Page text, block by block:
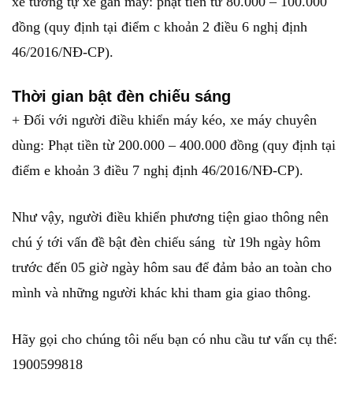
đồng (quy định tại điểm c khoản 2 điều 6 nghị định
46/2016/NĐ-CP).
Thời gian bật đèn chiếu sáng
+ Đối với người điều khiển máy kéo, xe máy chuyên
dùng: Phạt tiền từ 200.000 – 400.000 đồng (quy định tại
điểm e khoản 3 điều 7 nghị định 46/2016/NĐ-CP).
Như vậy, người điều khiển phương tiện giao thông nên
chú ý tới vấn đề bật đèn chiếu sáng từ 19h ngày hôm
trước đến 05 giờ ngày hôm sau để đảm bảo an toàn cho
mình và những người khác khi tham gia giao thông.
Hãy gọi cho chúng tôi nếu bạn có nhu cầu tư vấn cụ thể:
1900599818